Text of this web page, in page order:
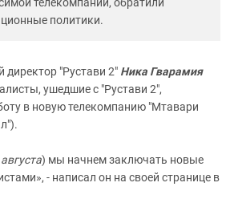
телекомпании, обратили
политики.
"Рустави 2" Ника Гварамия
ушедшие с "Рустави 2",
в новую телекомпанию "Мтавари
) мы начнем заключать новые
- написал он на своей странице в